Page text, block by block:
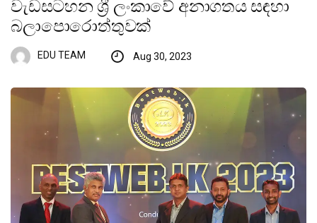
වැඩසටහන ශ්‍රී ලංකාවේ අනාගතය සඳහා
බලාපොරොත්තුවක්
EDU TEAM Aug 30, 2023